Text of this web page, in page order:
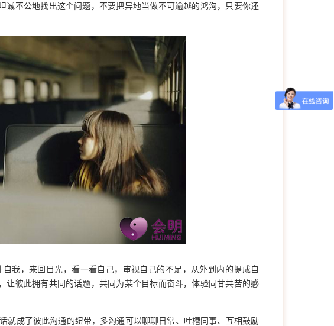
诚不公地找出这个问题，不要把异地当做不可逾越的鸿沟，只要你还
我，来回目光，看一看自己，审视自己的不足，从外到内的提成自
让彼此拥有共同的话题，共同为某个目标而奋斗，体验同甘共苦的感
就成了彼此沟通的纽带，多沟通可以聊聊日常、吐槽同事、互相鼓励